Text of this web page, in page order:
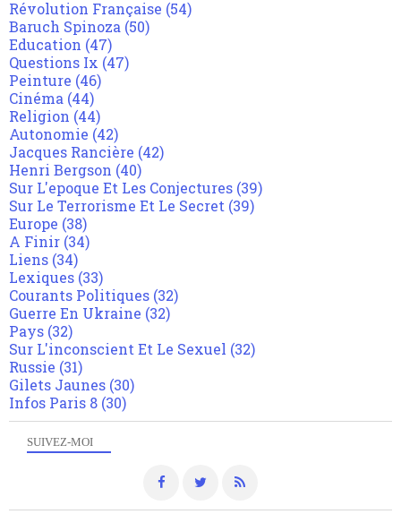
SUIVEZ-MOI
Révolution Française (54)
Baruch Spinoza (50)
Education (47)
Questions Ix (47)
Peinture (46)
Cinéma (44)
Religion (44)
Autonomie (42)
Jacques Rancière (42)
Henri Bergson (40)
Sur L'epoque Et Les Conjectures (39)
Sur Le Terrorisme Et Le Secret (39)
Europe (38)
A Finir (34)
Liens (34)
Lexiques (33)
Courants Politiques (32)
Guerre En Ukraine (32)
Pays (32)
Sur L'inconscient Et Le Sexuel (32)
Russie (31)
Gilets Jaunes (30)
Infos Paris 8 (30)